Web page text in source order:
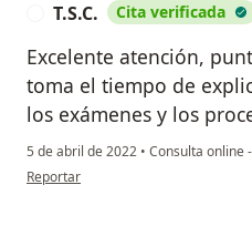
T.S.C. Cita verificada
Excelente atención,
toma el tiempo de
los exámenes y los
5 de abril de 2022 • Consulta online
en opinión del usuario T.S.C.
Reportar